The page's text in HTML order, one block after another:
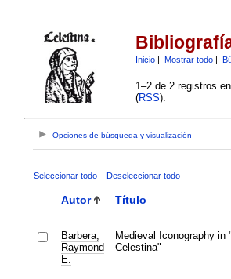
Inicio| Mostrar todo|
1–2 de 2 registros
(RSS):
Opciones de búsqueda y visualización
Seleccionar todo Deseleccionar todo
Autor Título
Barbera,
Raymond
E.
Medieval Iconography in
Celestina"